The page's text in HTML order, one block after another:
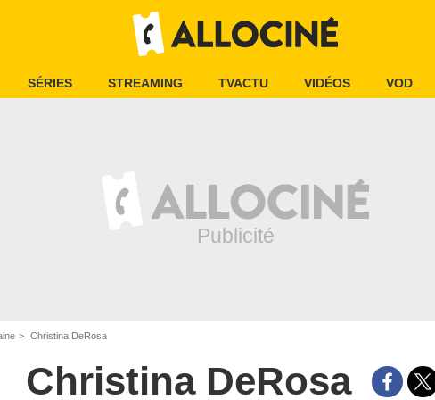
SÉRIES STREAMING TVACTU VIDÉOS VOD
Christina DeRosa
Christina DeRosa